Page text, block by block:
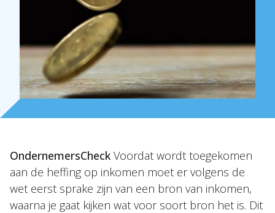
Over Holla
Onze mensen
Expertises
Nieuws
NL EN DE FR
OndernemersCheck Voordat wordt toegekomen
aan de heffing op inkomen moet er volgens de
wet eerst sprake zijn van een bron van inkomen,
waarna je gaat kijken wat voor soort bron het is. Dit